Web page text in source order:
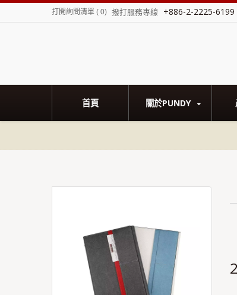
打開詢問清單 ( 0) 撥打服務專線 +886-2-2225-6199
首頁 關於PUNDY